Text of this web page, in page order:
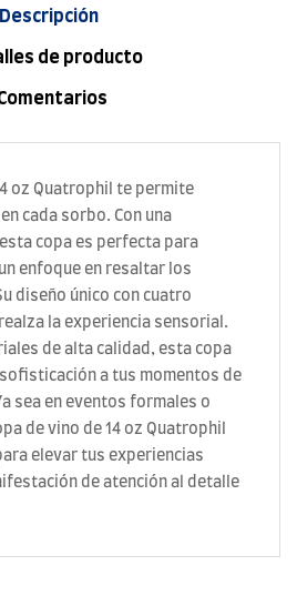
Descripción
de producto
oz Quatrophil te permite
cada sorbo. Con una
copa es perfecta para
enfoque en resaltar los
diseño único con cuatro
la experiencia sensorial.
de alta calidad, esta copa
a tus momentos de
sea en eventos formales o
de vino de 14 oz Quatrophil
elevar tus experiencias
de atención al detalle